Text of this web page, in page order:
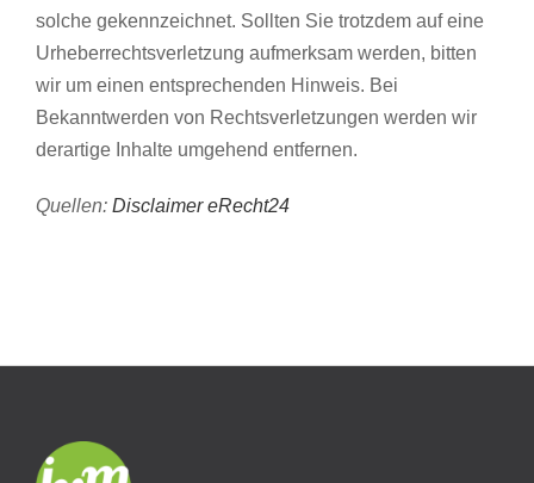
solche gekennzeichnet. Sollten Sie trotzdem auf eine
Urheberrechtsverletzung aufmerksam werden, bitten
wir um einen entsprechenden Hinweis. Bei
Bekanntwerden von Rechtsverletzungen werden wir
derartige Inhalte umgehend entfernen.
Quellen: Disclaimer eRecht24